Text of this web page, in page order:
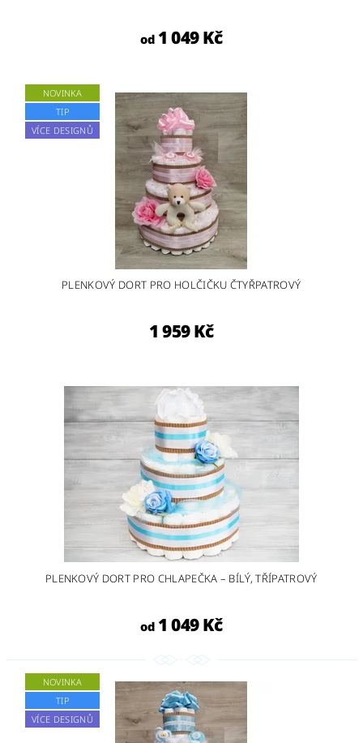
od1 049 Kč
NOVINKA
TIP
VÍCE DESIGNŮ
PLENKOVÝ DORT PRO HOLČIČKU ČTYŘPATROVÝ
1 959 Kč
PLENKOVÝ DORT PRO CHLAPEČKA – BÍLÝ, TŘÍPATROVÝ
od1 049 Kč
NOVINKA
TIP
VÍCE DESIGNŮ